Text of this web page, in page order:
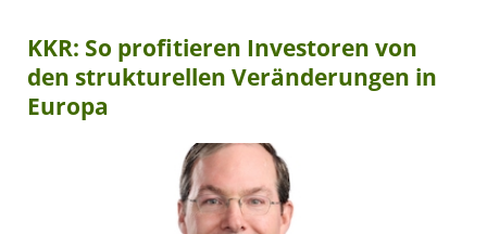
KKR: So profitieren Investoren von
den strukturellen Veränderungen in
Europa